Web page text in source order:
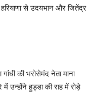
से उदयभान और जितेंद्र
की भरोसेमंद नेता माना
उन्होंने हुड्डा की राह में रोड़े